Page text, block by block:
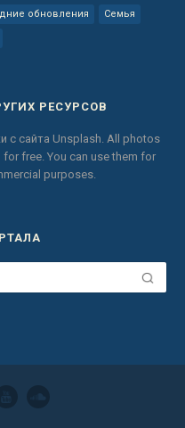
обновления Семья
РЕСУРСОВ
с сайта Unsplash. All photos
for free. You can use them for
purposes.